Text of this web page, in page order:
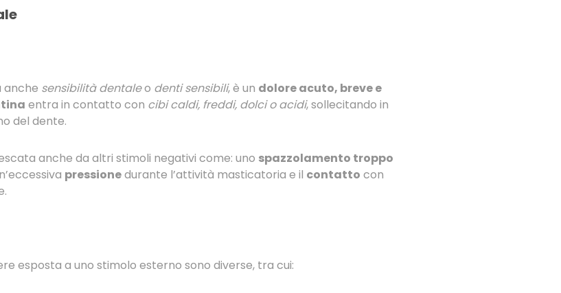
anche sensibilità dentaleo denti sensibili, è un dolore acuto, breve e
entra in contatto con cibi caldi, freddi, dolci o acidi, sollecitando in
del dente.
anche da altri stimoli negativi come: uno spazzolamento troppo
pressionedurante l’attività masticatoria e il contatto con
esposta a uno stimolo esterno sono diverse, tra cui: